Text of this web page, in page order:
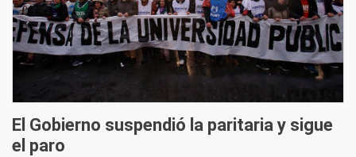
El Gobierno suspendió la paritaria y sigue
el paro